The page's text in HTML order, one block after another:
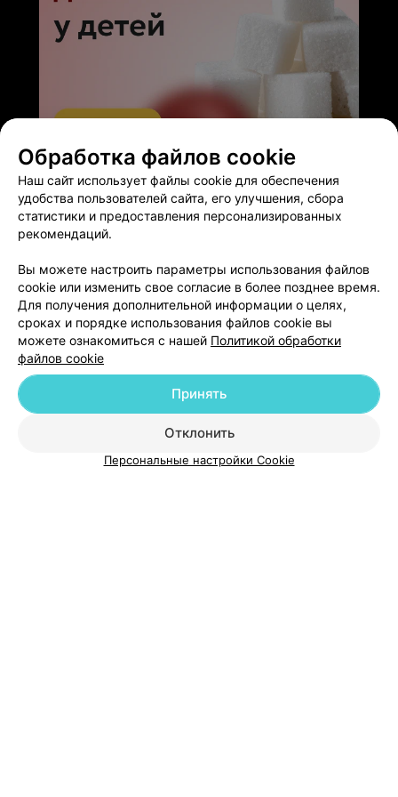
ЭФФЕКТИВНАЯ РЕКЛАМА НА САЙТЕ
Добавить компанию
Добавить специалиста
Новости проекта
Размещение рекламы
Медицинский маркетинг
Публичный договор
Обработка файлов cookie
Наш сайт использует файлы cookie для обеспечения
удобства пользователей сайта, его улучшения, сбора
статистики и предоставления персонализированных
рекомендаций.
Вы можете настроить параметры использования файлов
cookie или изменить свое согласие в более позднее время.
Для получения дополнительной информации о целях,
сроках и порядке использования файлов cookie вы
можете ознакомиться с нашей Политикой обработки
файлов cookie
Отклонить
Принять
Персональные настройки Cookie